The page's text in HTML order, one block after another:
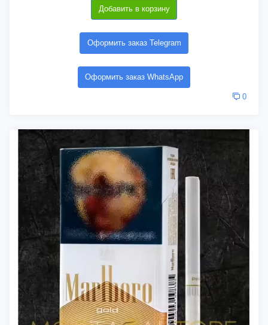
Добавить в корзину
Оформить заказ Telegram
Оформить заказ WhatsApp
0